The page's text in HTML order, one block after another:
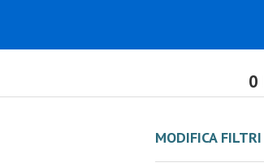
0
MODIFICA FILTRI